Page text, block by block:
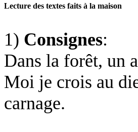
Lecture des textes faits à la maison
1) Consignes:
Dans la forêt, un
Moi je crois au
carnage.